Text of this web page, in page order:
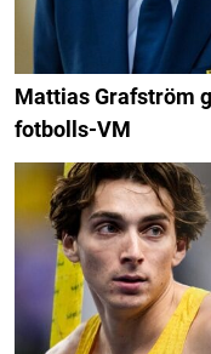
Mattias Grafström
fotbolls-VM